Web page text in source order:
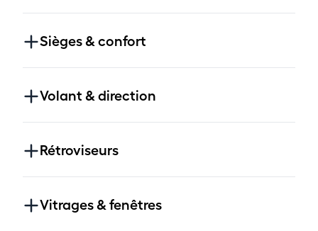
Sièges & confort
Volant & direction
Rétroviseurs
Vitrages & fenêtres